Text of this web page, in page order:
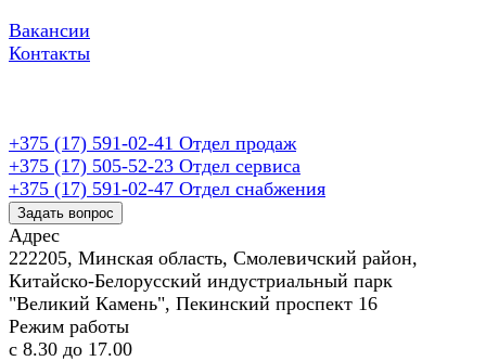
Вакансии
Контакты
+375 (17) 591-02-41 Отдел продаж
+375 (17) 505-52-23 Отдел сервиса
+375 (17) 591-02-47 Отдел снабжения
Задать вопрос
Адрес
222205, Минская область, Смолевичский район,
Китайско-Белорусский индустриальный парк
"Великий Камень", Пекинский проспект 16
Режим работы
с 8.30 до 17.00